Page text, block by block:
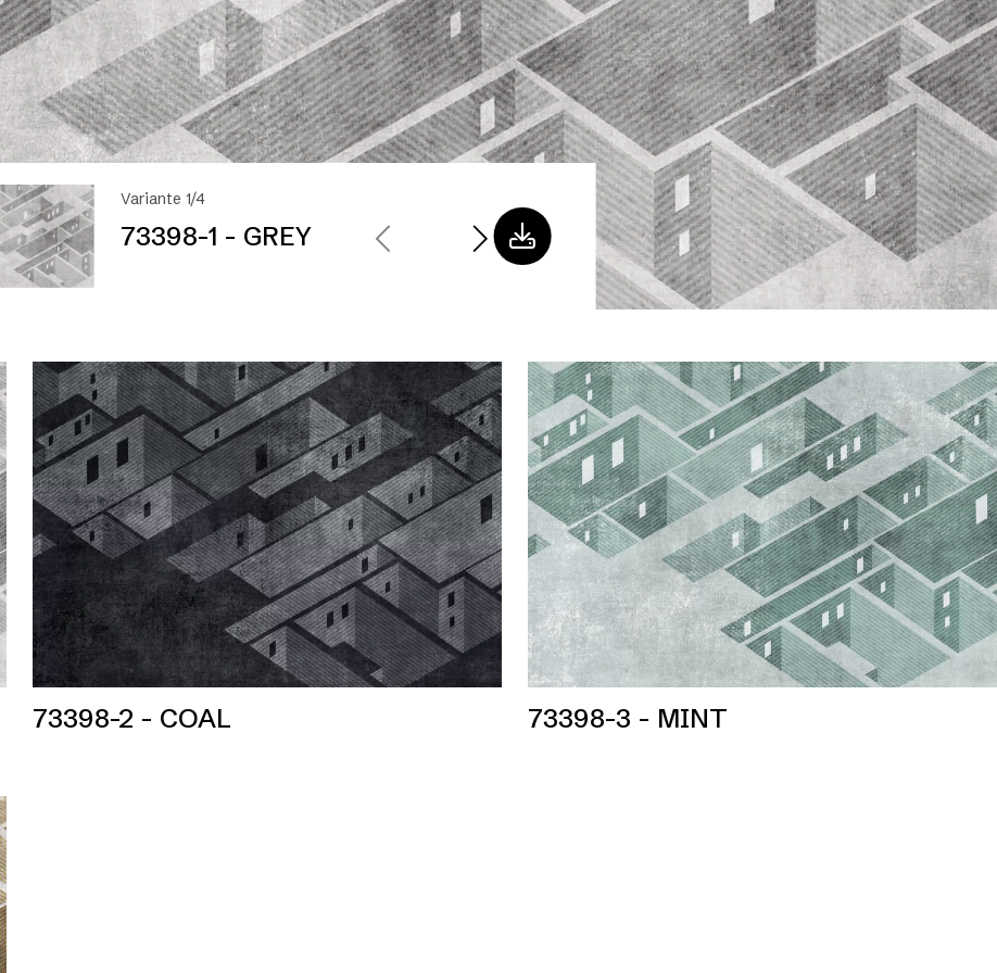
Variante 1/4
73398-1 - GREY
73398-2 - COAL 73398-3 - MINT